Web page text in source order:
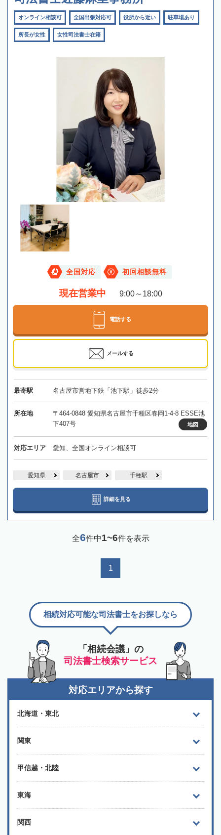
オンライン相談可 全国出張対応可 役所から近い 駐車場あり
所長が女性 女性司法書士在籍
全国対応 初回相談無料
現在営業中 9:00～18:00
電話する
メールする
最寄駅 名古屋市営地下鉄「池下駅」徒歩2分
所在地
〒464-0848 愛知県名古屋市千種区春岡1-4-8 ESSE池
下407号
地図
対応エリア 愛知、全国オンライン相談可
愛知県 名古屋市 千種駅
詳細を見る
全6件中1~6件を表示
1
「相続会議」の
司法書士検索サービス
相続対応可能な司法書士をお探しなら
対応エリアから探す
北海道・東北
関東
甲信越・北陸
東海
関西